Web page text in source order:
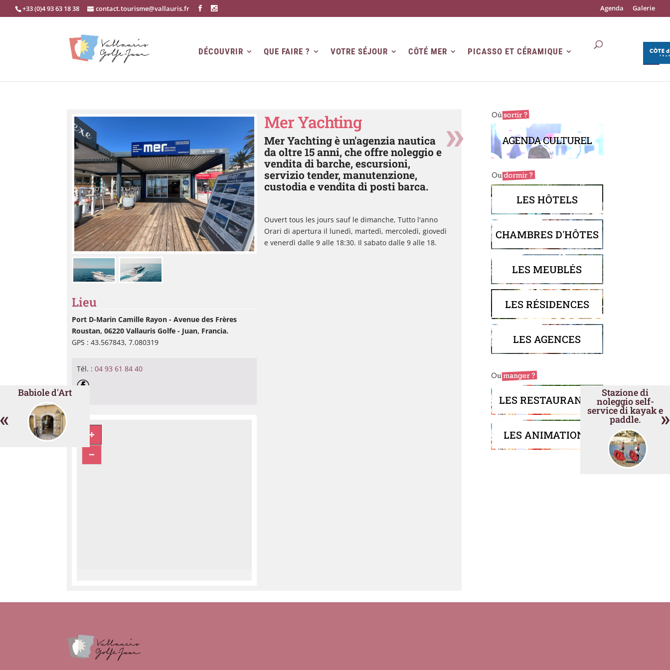
+33 (0)4 93 63 18 38 contact.tourisme@vallauris.fr Agenda Galerie
DÉCOUVRIR QUE FAIRE ? VOTRE SÉJOUR CÔTÉ MER PICASSO ET CÉRAMIQUE
«
Babiole d'Art
»
Stazione di
noleggio self-
service di kayak e
paddle.
Lieu
Port D-Marin Camille Rayon - Avenue des Frères
Roustan, 06220 Vallauris Golfe - Juan, Francia.
GPS : 43.567843, 7.080319
Tél. :04 93 61 84 40
Mer Yachting
Mer Yachting è un'agenzia nautica
da oltre 15 anni, che offre noleggio e
vendita di barche, escursioni,
servizio tender, manutenzione,
custodia e vendita di posti barca.
Ouvert tous les jours sauf le dimanche, Tutto l'anno
Orari di apertura il lunedì, martedì, mercoledì, giovedì
e venerdì dalle 9 alle 18:30. Il sabato dalle 9 alle 18.
AGENDA CULTUREL
LES HÔTELS
CHAMBRES D'HÔTES
LES MEUBLÉS
LES RÉSIDENCES
LES AGENCES
LES RESTAURANTS
LES ANIMATIONS